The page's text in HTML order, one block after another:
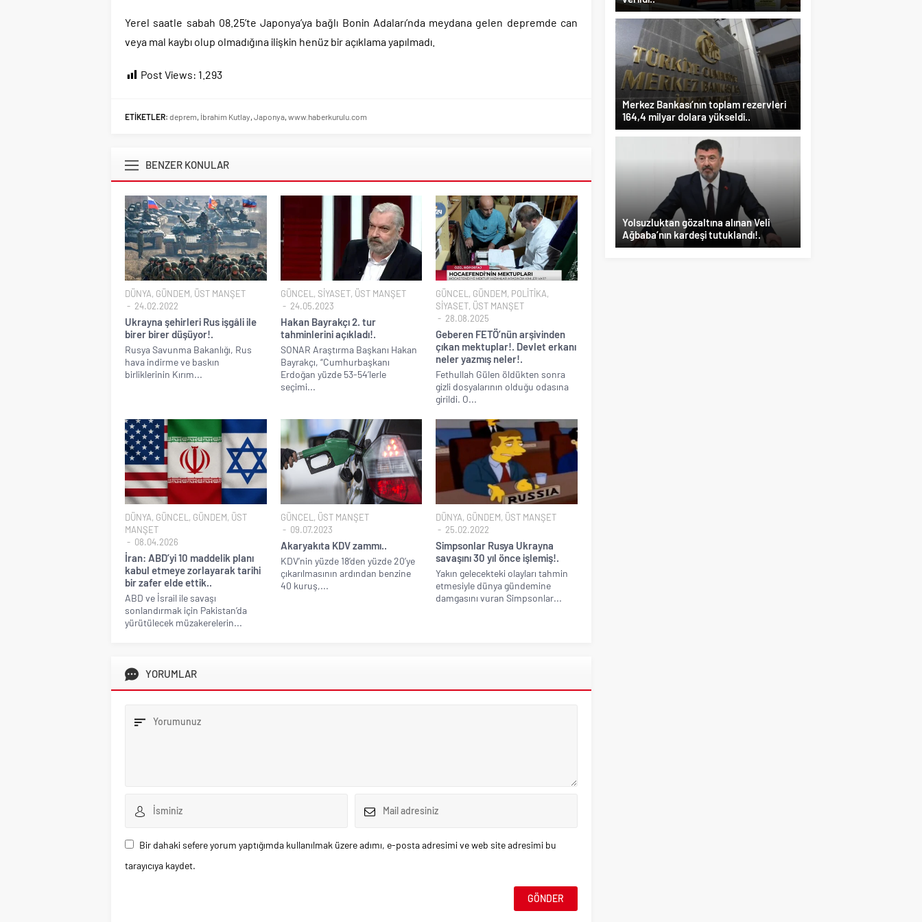
Uğur Mumcu dosyası 33 yıl sonra yeniden açılıyor..
CHP Lideri Kılıçdaoğlu’ndan Terörsüz Türkiye sürecine destek açıklaması..
TÜİK sipariş enflasyon oranlarını açıkladı!.
18 yaş altı çocuklara müebbet hapis cezası resmen onaylandı!.
Yerel saatle sabah 08.25’te Japonya’ya bağlı Bonin Adaları’nda meydana gelen depremde can
veya mal kaybı olup olmadığına ilişkin henüz bir açıklama yapılmadı.
Post Views: 1.293
ETİKETLER: deprem, İbrahim Kutlay, Japonya, www.haberkurulu.com
BENZER KONULAR
DÜNYA, GÜNDEM, ÜST MANŞET
24.02.2022
Ukrayna şehirleri Rus işgâli ile
birer birer düşüyor!.
Rusya Savunma Bakanlığı, Rus
hava indirme ve baskın
birliklerinin Kırım...
GÜNCEL , SİYASET, ÜST MANŞET
24.05.2023
Hakan Bayrakçı 2. tur
tahminlerini açıkladı!.
SONAR Araştırma Başkanı Hakan
Bayrakçı, “Cumhurbaşkanı
Erdoğan yüzde 53-54’lerle
seçimi...
GÜNCEL , GÜNDEM, POLİTİKA,
SİYASET, ÜST MANŞET
28.08.2025
Geberen FETÖ’nün arşivinden
çıkan mektuplar!. Devlet erkanı
neler yazmış neler!.
Fethullah Gülen öldükten sonra
gizli dosyalarının olduğu odasına
girildi. O...
DÜNYA, GÜNCEL , GÜNDEM, ÜST
MANŞET
08.04.2026
İran: ABD’yi 10 maddelik planı
kabul etmeye zorlayarak tarihi
bir zafer elde ettik..
ABD ve İsrail ile savaşı
sonlandırmak için Pakistan’da
yürütülecek müzakerelerin...
GÜNCEL , ÜST MANŞET
09.07.2023
Akaryakıta KDV zammı..
KDV’nin yüzde 18’den yüzde 20’ye
çıkarılmasının ardından benzine
40 kuruş,...
DÜNYA, GÜNDEM, ÜST MANŞET
25.02.2022
Simpsonlar Rusya Ukrayna
savaşını 30 yıl önce işlemiş!.
Yakın gelecekteki olayları tahmin
etmesiyle dünya gündemine
damgasını vuran Simpsonlar...
YORUMLAR
Bir dahaki sefere yorum yaptığımda kullanılmak üzere adımı, e-posta adresimi ve web site adresimi bu
tarayıcıya kaydet.
Merkez Bankası’nın toplam rezervleri
164,4 milyar dolara yükseldi..
Yolsuzluktan gözaltına alınan Veli
Ağbaba’nın kardeşi tutuklandı!.